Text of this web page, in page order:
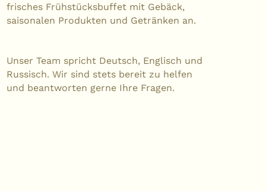
frisches Frühstücksbuffet mit Gebäck,
saisonalen Produkten und Getränken an.
Unser Team spricht Deutsch, Englisch und
Russisch. Wir sind stets bereit zu helfen
und beantworten gerne Ihre Fragen.